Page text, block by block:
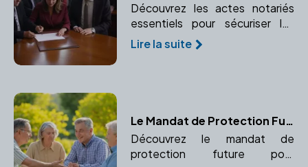
Découvrez les actes notariés
essentiels pour sécuriser les
opérations de votre entreprise
et leur importance légale.
Lire la suite
Le Mandat de Protection Future : Une Solution pour Anticiper la Perte d'Autonomie
Découvrez le mandat de
protection future pour